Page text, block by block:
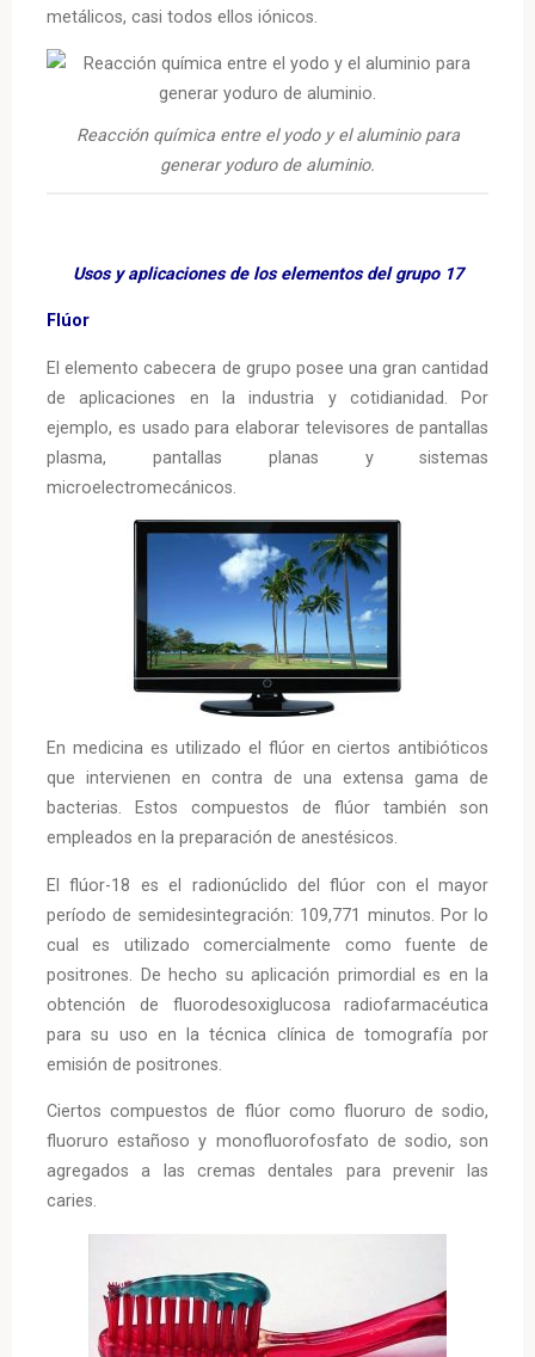
metálicos, casi todos ellos iónicos.
‎Reacción química entre el yodo y el aluminio para
generar yoduro de aluminio.
Usos y aplicaciones de los elementos del grupo 17
Flúor
El elemento cabecera de grupo posee una gran cantidad
de aplicaciones en la industria y cotidianidad. Por
ejemplo, es usado para elaborar televisores de pantallas
plasma, pantallas planas y sistemas
microelectromecánicos.
En medicina es utilizado el flúor en ciertos antibióticos
que intervienen en contra de una extensa gama de
bacterias. Estos compuestos de flúor también son
empleados en la preparación de anestésicos.
El flúor-18 es el radionúclido del flúor con el mayor
período de semidesintegración: 109,771 minutos. Por lo
cual es utilizado comercialmente como fuente de
positrones. De hecho su aplicación primordial es en la
obtención de fluorodesoxiglucosa radiofarmacéutica
para su uso en la técnica clínica de tomografía por
emisión de positrones.
Ciertos compuestos de flúor como fluoruro de sodio,
fluoruro estañoso y monofluorofosfato de sodio, son
agregados a las cremas dentales para prevenir las
caries.